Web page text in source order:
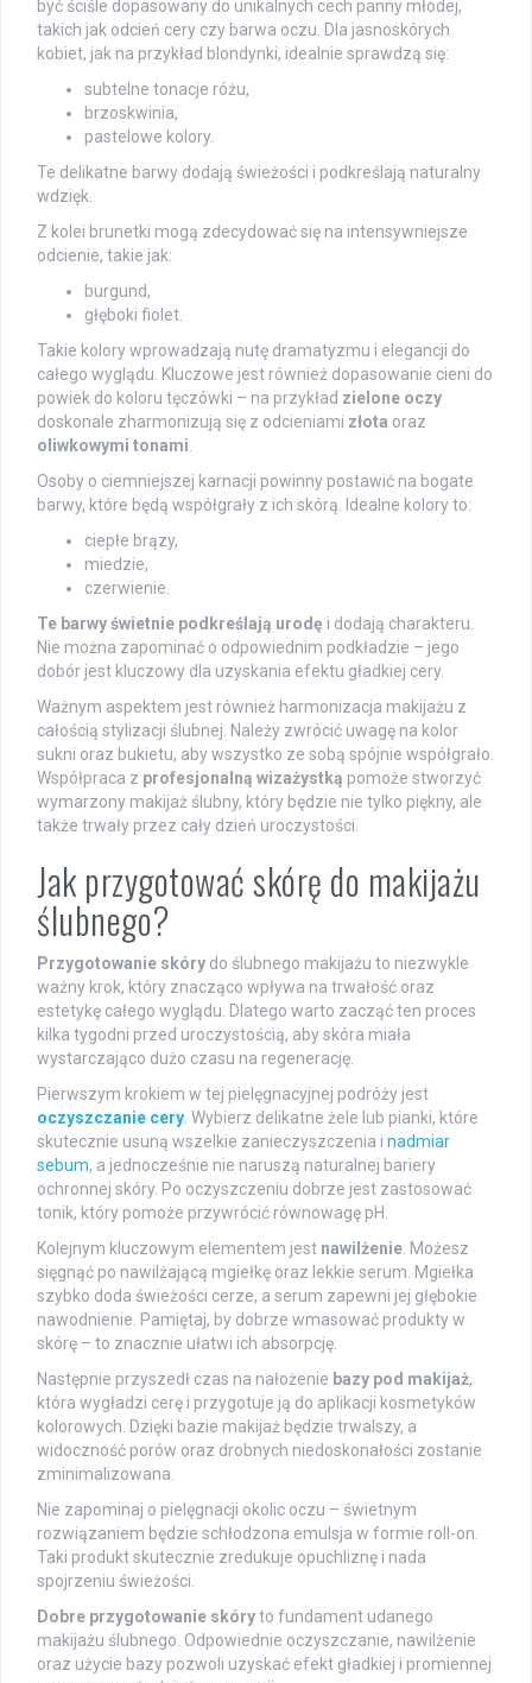
być ściśle dopasowany do unikalnych cech panny młodej,
takich jak odcień cery czy barwa oczu. Dla jasnoskórych
kobiet, jak na przykład blondynki, idealnie sprawdzą się:
subtelne tonacje różu,
brzoskwinia,
pastelowe kolory.
Te delikatne barwy dodają świeżości i podkreślają naturalny
wdzięk.
Z kolei brunetki mogą zdecydować się na intensywniejsze
odcienie, takie jak:
burgund,
głęboki fiolet.
Takie kolory wprowadzają nutę dramatyzmu i elegancji do
całego wyglądu. Kluczowe jest również dopasowanie cieni do
powiek do koloru tęczówki – na przykład zielone oczy
doskonale zharmonizują się z odcieniami złota oraz
oliwkowymi tonami.
Osoby o ciemniejszej karnacji powinny postawić na bogate
barwy, które będą współgrały z ich skórą. Idealne kolory to:
ciepłe brązy,
miedzie,
czerwienie.
Te barwy świetnie podkreślają urodę i dodają charakteru.
Nie można zapominać o odpowiednim podkładzie – jego
dobór jest kluczowy dla uzyskania efektu gładkiej cery.
Ważnym aspektem jest również harmonizacja makijażu z
całością stylizacji ślubnej. Należy zwrócić uwagę na kolor
sukni oraz bukietu, aby wszystko ze sobą spójnie współgrało.
Współpraca z profesjonalną wizażystką pomoże stworzyć
wymarzony makijaż ślubny, który będzie nie tylko piękny, ale
także trwały przez cały dzień uroczystości.
Jak przygotować skórę do makijażu
ślubnego?
Przygotowanie skóry do ślubnego makijażu to niezwykle
ważny krok, który znacząco wpływa na trwałość oraz
estetykę całego wyglądu. Dlatego warto zacząć ten proces
kilka tygodni przed uroczystością, aby skóra miała
wystarczająco dużo czasu na regenerację.
Pierwszym krokiem w tej pielęgnacyjnej podróży jest
oczyszczanie cery. Wybierz delikatne żele lub pianki, które
skutecznie usuną wszelkie zanieczyszczenia i nadmiar
sebum, a jednocześnie nie naruszą naturalnej bariery
ochronnej skóry. Po oczyszczeniu dobrze jest zastosować
tonik, który pomoże przywrócić równowagę pH.
Kolejnym kluczowym elementem jest nawilżenie. Możesz
sięgnąć po nawilżającą mgiełkę oraz lekkie serum. Mgiełka
szybko doda świeżości cerze, a serum zapewni jej głębokie
nawodnienie. Pamiętaj, by dobrze wmasować produkty w
skórę – to znacznie ułatwi ich absorpcję.
Następnie przyszedł czas na nałożenie bazy pod makijaż,
która wygładzi cerę i przygotuje ją do aplikacji kosmetyków
kolorowych. Dzięki bazie makijaż będzie trwalszy, a
widoczność porów oraz drobnych niedoskonałości zostanie
zminimalizowana.
Nie zapominaj o pielęgnacji okolic oczu – świetnym
rozwiązaniem będzie schłodzona emulsja w formie roll-on.
Taki produkt skutecznie zredukuje opuchliznę i nada
spojrzeniu świeżości.
Dobre przygotowanie skóryto fundament udanego
makijażu ślubnego. Odpowiednie oczyszczanie, nawilżenie
oraz użycie bazy pozwoli uzyskać efekt gładkiej i promiennej